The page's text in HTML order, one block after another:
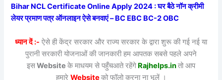
Bihar NCL Certificate Online Apply 2024 : घर बैठे नॉन क्रीमी
लेयर प्रमाण पत्र ऑनलाइन ऐसे बनवाएं – BC EBC BC-2 OBC
ध्यान दें :- ऐसे ही केंद्र सरकार और राज्य सरकार के द्वारा शुरू की गई नई या
पुरानी सरकारी योजनाओं की जानकारी हम आपतक सबसे पहले अपने
इसWebsite के माधयम से पहुँचआते रहेंगे Rajhelps.inतो आप
हमारे Website को फॉलो करना ना भूलें ।